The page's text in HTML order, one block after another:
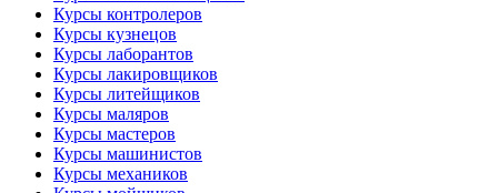
Курсы контролеров
Курсы кузнецов
Курсы лаборантов
Курсы лакировщиков
Курсы литейщиков
Курсы маляров
Курсы мастеров
Курсы машинистов
Курсы механиков